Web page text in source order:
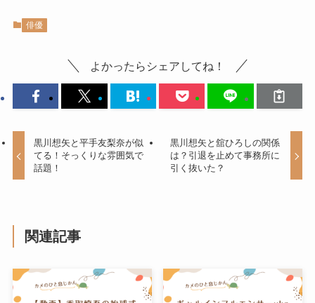
俳優
よかったらシェアしてね！
黒川想矢と平手友梨奈が似
てる！そっくりな雰囲気で
話題！
黒川想矢と舘ひろしの関係
は？引退を止めて事務所に
引く抜いた？
関連記事